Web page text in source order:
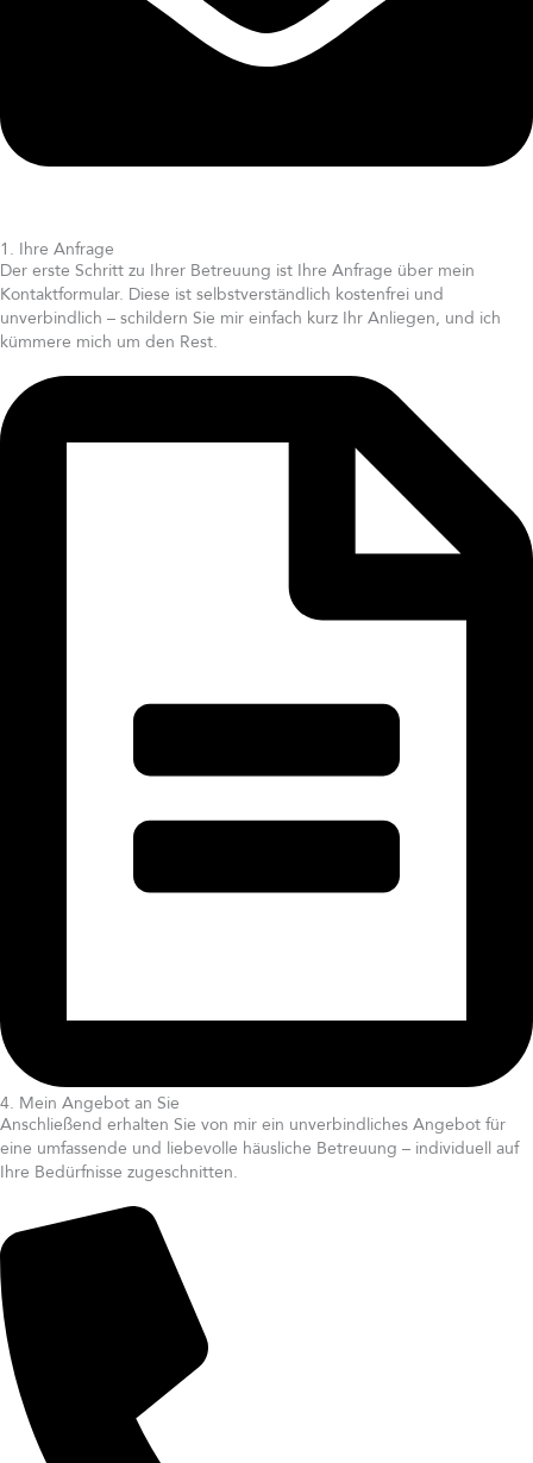
1. Ihre Anfrage
Der erste Schritt zu Ihrer Betreuung ist Ihre Anfrage über mein
Kontaktformular. Diese ist selbstverständlich kostenfrei und
unverbindlich – schildern Sie mir einfach kurz Ihr Anliegen, und ich
kümmere mich um den Rest.
4. Mein Angebot an Sie
Anschließend erhalten Sie von mir ein unverbindliches Angebot für
eine umfassende und liebevolle häusliche Betreuung – individuell auf
Ihre Bedürfnisse zugeschnitten.